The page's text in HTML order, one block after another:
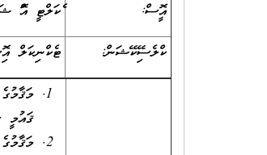
އޮފީސް:
ފެކަލްޓީ
ކްލެސިފޭކޭޝަން:
ޓެކްނިކަލް
ޤައުމީ